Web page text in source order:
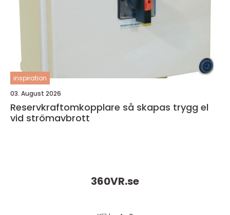
inspiration
03. August 2026
Reservkraftomkopplare så skapas trygg el
vid strömavbrott
360VR.se